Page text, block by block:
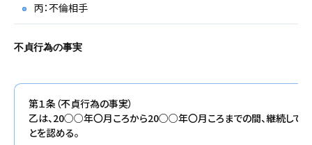
丙：不倫相手
不貞行為の事実
第１条（不貞行為の事実）
乙は、20○○年〇月ころから20○○年〇月ころまでの間、継続して、
とを認める。